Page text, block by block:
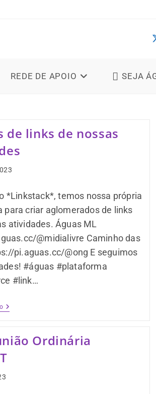
REDE DE APOIO SEJA
de links de nossas
*Linkstack*, temos nossa própria
para criar aglomerados de links
atividades. Águas ML
@midialivre Caminho das
pi.aguas.cc/@ong E seguimos
#águas #plataforma
#link…
Ordinária